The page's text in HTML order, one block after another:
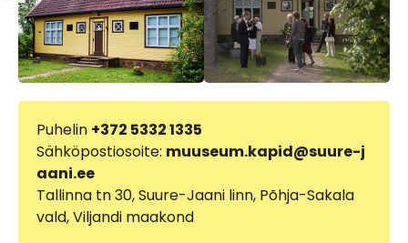
Puhelin +372 5332 1335
Sähköpostiosoite: muuseum.kapid@suure-j
aani.ee
Tallinna tn 30, Suure-Jaani linn, Põhja-Sakala
vald, Viljandi maakond